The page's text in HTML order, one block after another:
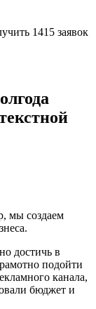
1415 заявок
мы создаем
достичь в
подойти
канала,
бюджет и